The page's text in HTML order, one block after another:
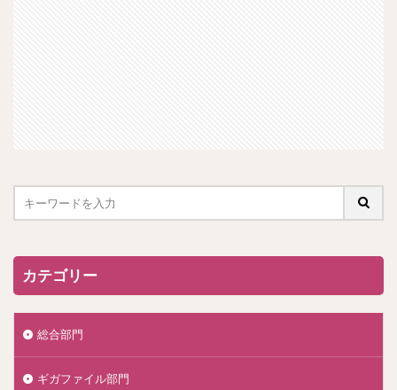
カテゴリー
総合部門
ギガファイル部門